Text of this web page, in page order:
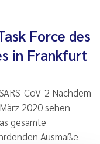
Force des
in Frankfurt
CoV-2 Nachdem
2020 sehen
gesamte
Ausmaße